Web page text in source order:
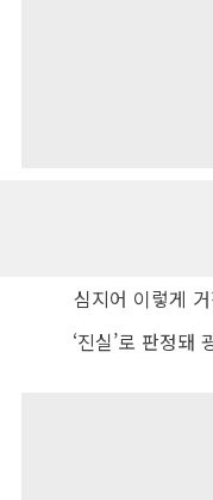
심지어 이렇게
‘진실’로 판정돼